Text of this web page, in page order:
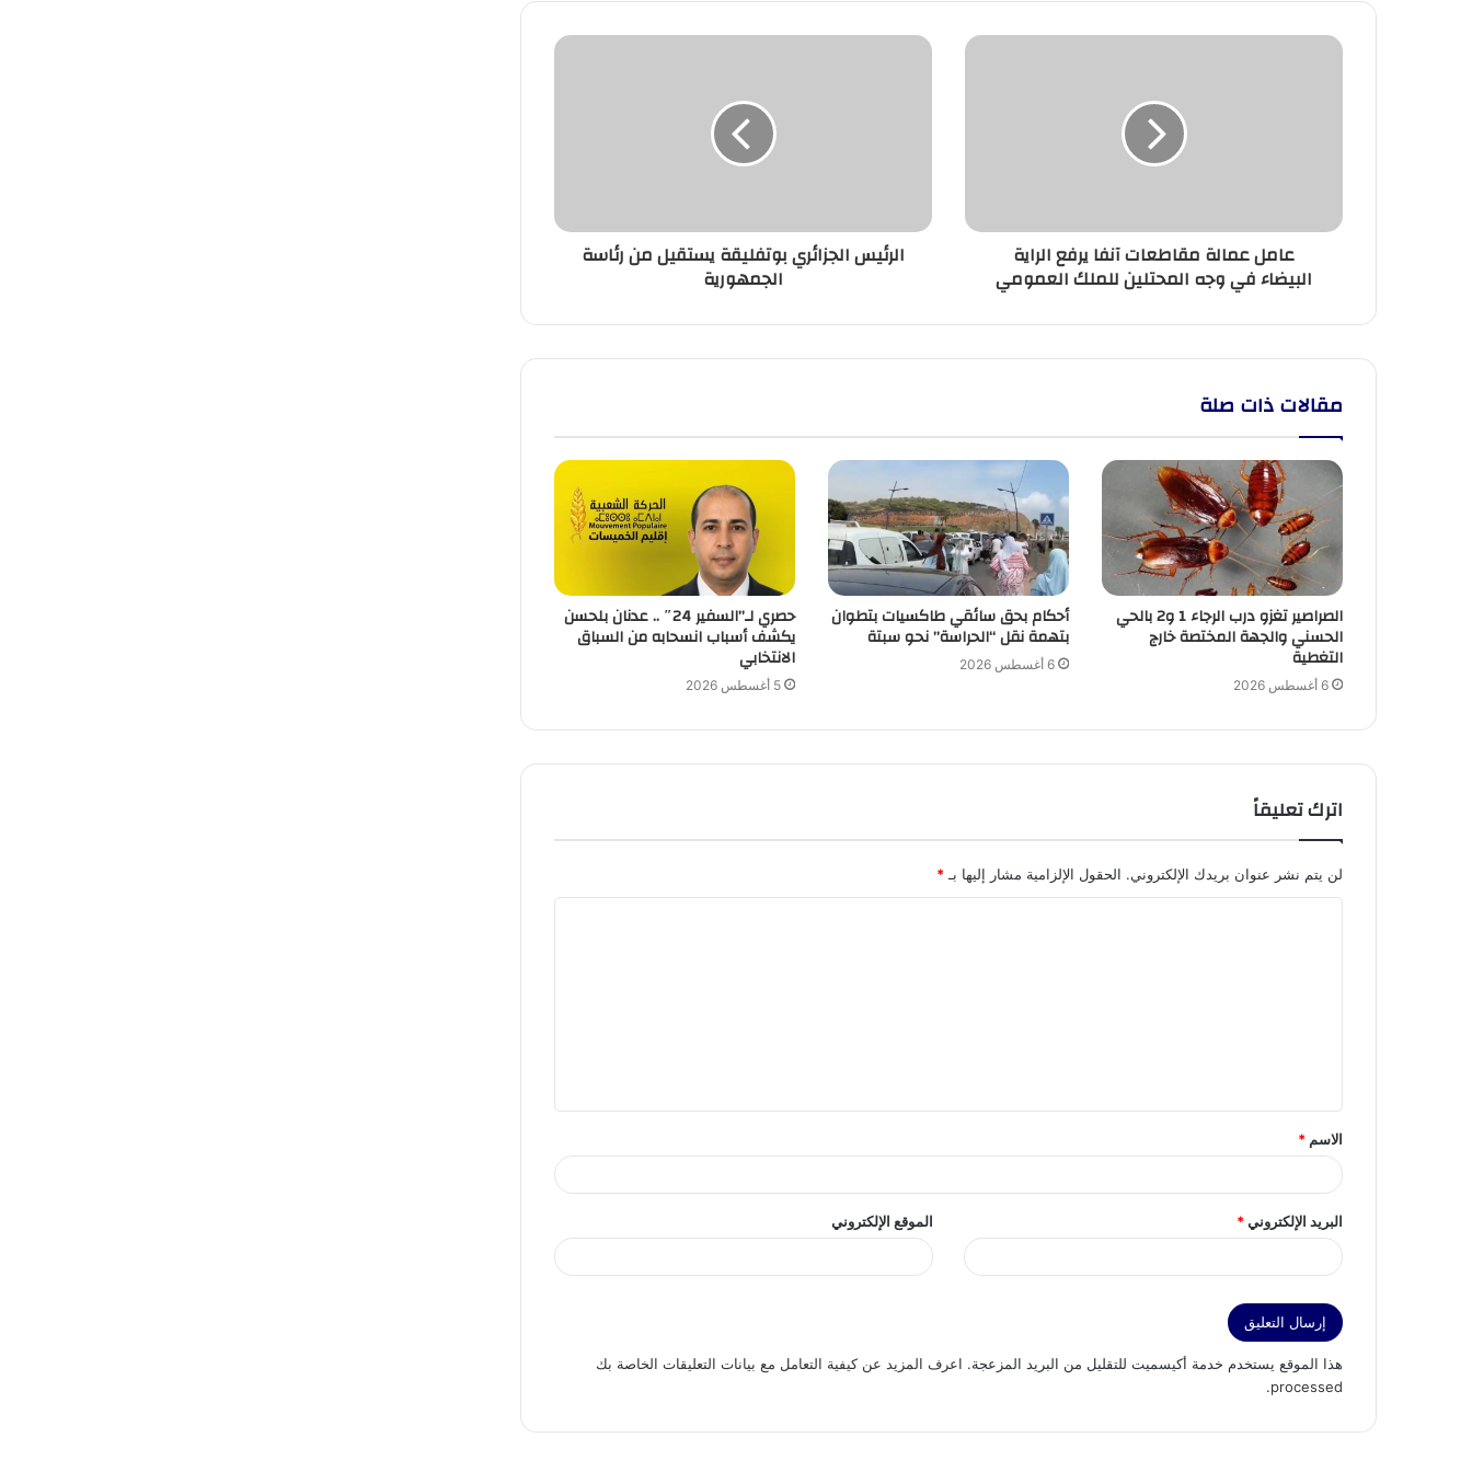
عامل
وجه
للملك
عامل عمالة مقاطعات آنفا يرفع الراية
البيضاء في وجه المحتلين للملك العمومي
الرئيس
الرئيس الجزائري بوتفليقة يستقيل من رئاسة
الجمهورية
مقالات ذات صلة
الصراصير تغزو درب الرجاء 1 و2 بالحي
الحسني والجهة المختصة خارج
التغطية
6 أغسطس 2026
أحكام بحق سائقي طاكسيات بتطوان
بتهمة نقل “الحراسة” نحو سبتة
6 أغسطس 2026
حصري لـ”السفير 24″ .. عدنان بلحسن
يكشف أسباب انسحابه من السباق
الانتخابي
5 أغسطس 2026
اترك تعليقاً
لن يتم نشر عنوان بريدك الإلكتروني. الحقول الإلزامية مشار إليها بـ*
ق
*
الاسم *
البريد الإلكتروني* الموقع الإلكتروني
هذا الموقع يستخدم خدمة أكيسميت للتقليل من البريد المزعجة. اعرف المزيد عن كيفية التعامل مع بيانات التعليقات الخاصة بك
processed
.